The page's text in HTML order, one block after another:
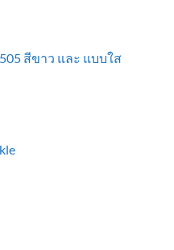
สีขาว และ แบบใส